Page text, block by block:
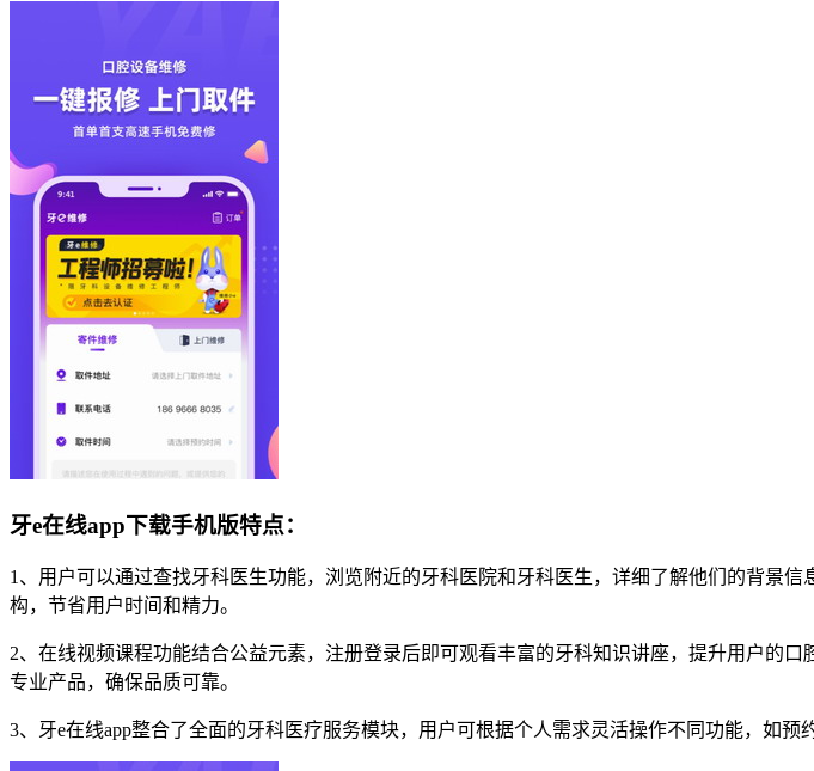
牙e在线app下载手机版特点：
1、用户可以通过查找牙科医生功能，浏览附近的牙科医院和牙科医生，详细了解他们的背景
构，节省用户时间和精力。
2、在线视频课程功能结合公益元素，注册登录后即可观看丰富的牙科知识讲座，提升用户的
专业产品，确保品质可靠。
3、牙e在线app整合了全面的牙科医疗服务模块，用户可根据个人需求灵活操作不同功能，如